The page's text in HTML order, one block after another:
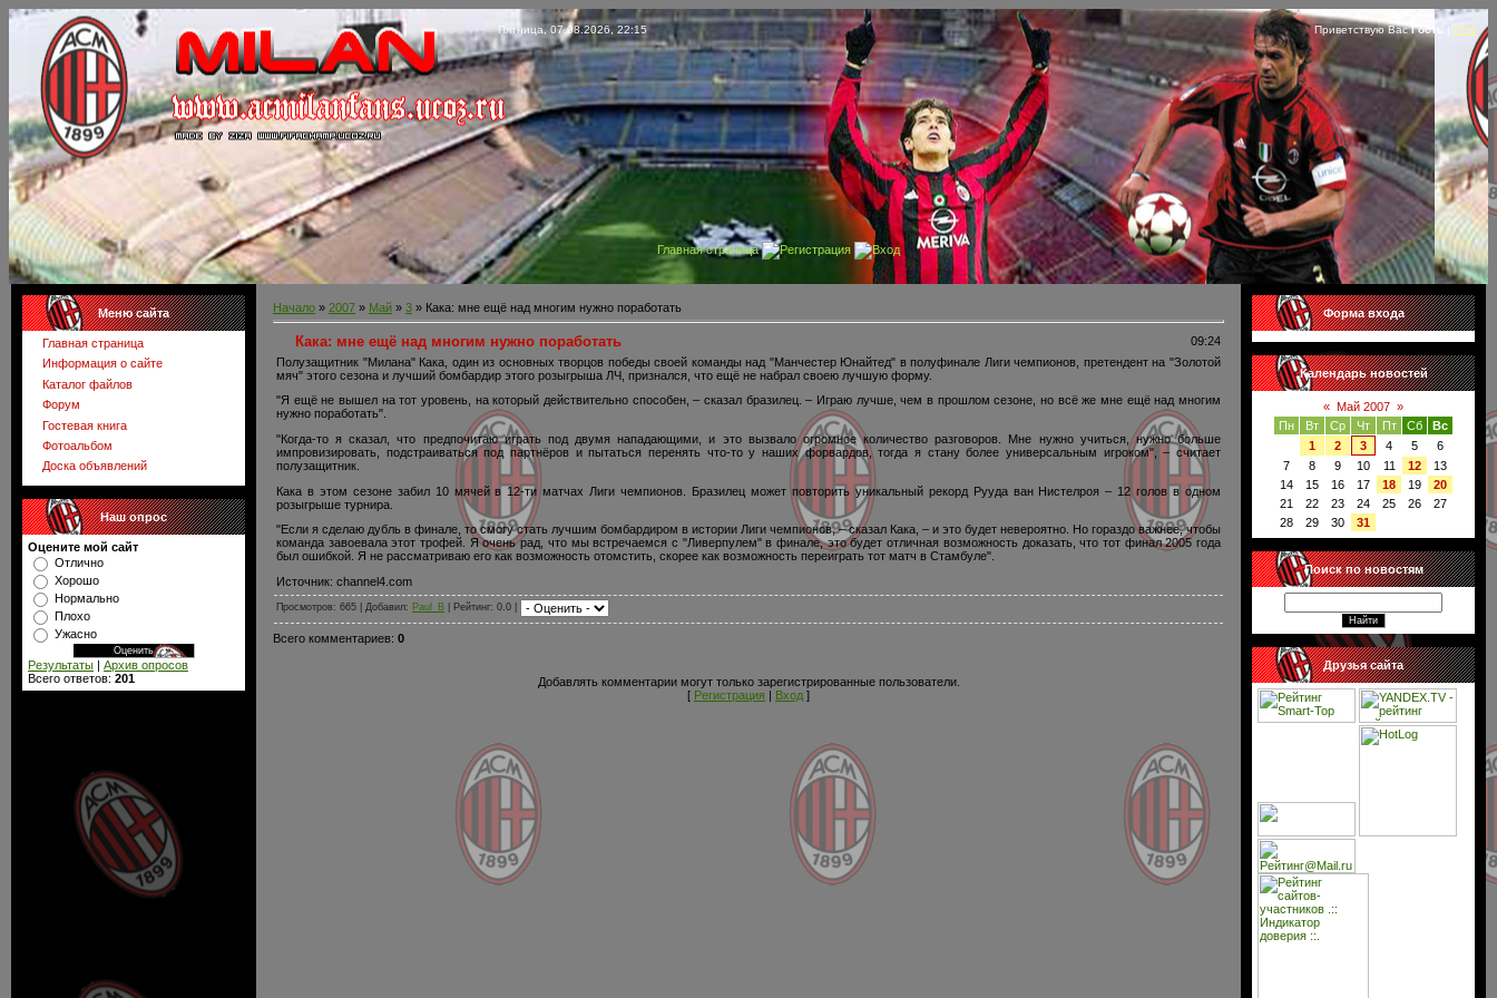
Пятница, 07.08.2026, 22:15 Приветствую ВасГость RSS
Главная страница Регистрация Вход
Меню сайта
Главная страница
Информация о сайте
Каталог файлов
Форум
Гостевая книга
Фотоальбом
Доска объявлений
Наш опрос
Оцените мой сайт
Отлично
Хорошо
Нормально
Плохо
Ужасно
Результаты | Архив опросов
Всего ответов: 201
Начало » 2007 » Май » 3 » Кака: мне ещё над многим нужно поработать
Кака: мне ещё над многим нужно поработать
09:24
Полузащитник "Милана" Кака, один из основных творцов победы своей команды над "Манчестер Юнайтед" в полуфинале Лиги чемпионов, претендент на "Золотой
мяч" этого сезона и лучший бомбардир этого розыгрыша ЛЧ, признался, что ещё не набрал своею лучшую форму.
"Я ещё не вышел на тот уровень, на который действительно способен, – сказал бразилец. – Играю лучше, чем в прошлом сезоне, но всё же мне ещё над многим
нужно поработать".
"Когда-то я сказал, что предпочитаю играть под двумя нападающими, и это вызвало огромное количество разговоров. Мне нужно учиться, нужно больше
импровизировать, подстраиваться под партнёров и пытаться перенять что-то у наших форвардов, тогда я стану более универсальным игроком", – считает
полузащитник.
Кака в этом сезоне забил 10 мячей в 12-ти матчах Лиги чемпионов. Бразилец может повторить уникальный рекорд Рууда ван Нистелроя – 12 голов в одном
розыгрыше турнира.
"Если я сделаю дубль в финале, то смогу стать лучшим бомбардиром в истории Лиги чемпионов, – сказал Кака, – и это будет невероятно. Но гораздо важнее, чтобы
команда завоевала этот трофей. Я очень рад, что мы встречаемся с "Ливерпулем" в финале, это будет отличная возможность доказать, что тот финал 2005 года
был ошибкой. Я не рассматриваю его как возможность отомстить, скорее как возможность переиграть тот матч в Стамбуле".
Источник: channel4.com
Просмотров: 665 | Добавил: Paul_B | Рейтинг: 0.0 |
Всего комментариев: 0
Добавлять комментарии могут только зарегистрированные пользователи.
[ Регистрация | Вход ]
Форма входа
Календарь новостей
« Май 2007 »
Пн
Вт Ср Чт Пт Сб
Вс
1
2 3 4 5
6
7
8 9 10 11 12
13
14
15 16 17 18 19
20
21
22 23 24 25 26
27
28
29 30 31
Поиск по новостям
Друзья сайта